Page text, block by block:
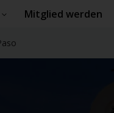
Mitglied werden